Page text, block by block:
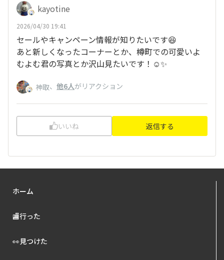
kayotine
2026/04/30 19:41
セールやキャンペーン情報が知りたいです😆
あと新しくなったコーナーとか、樽町での可愛いよ
むよむ君の写真とか沢山見たいです！☺️✨
神取、 他6人がリアクション
いいね 返信する
ホーム
🏬行った
👀見つけた